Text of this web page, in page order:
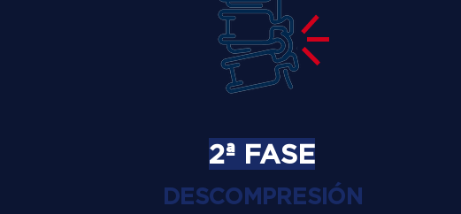
2ª FASE
DESCOMPRESIÓN